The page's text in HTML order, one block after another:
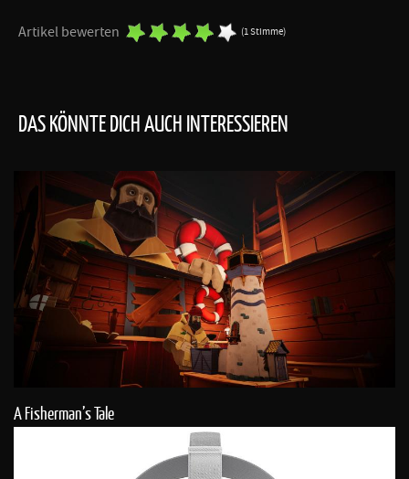
Artikel bewerten (1 Stimme)
DAS KÖNNTE DICH AUCH INTERESSIEREN
A Fisherman’s Tale